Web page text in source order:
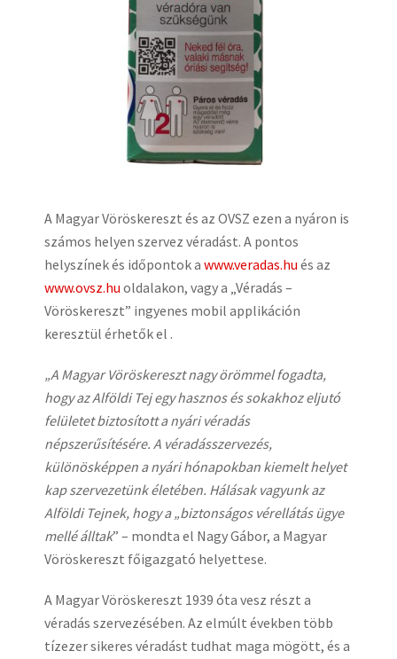
A Magyar Vöröskereszt és az OVSZ ezen a nyáron is
számos helyen szervez véradást. A pontos
helyszínek és időpontok a www.veradas.hu és az
www.ovsz.hu oldalakon, vagy a „Véradás –
Vöröskereszt” ingyenes mobil applikáción
keresztül érhetők el .
„A Magyar Vöröskereszt nagy örömmel fogadta,
hogy az Alföldi Tej egy hasznos és sokakhoz eljutó
felületet biztosított a nyári véradás
népszerűsítésére. A véradásszervezés,
különösképpen a nyári hónapokban kiemelt helyet
kap szervezetünk életében. Hálásak vagyunk az
Alföldi Tejnek, hogy a „biztonságos vérellátás ügye
mellé álltak” – mondta el Nagy Gábor, a Magyar
Vöröskereszt főigazgató helyettese.
A Magyar Vöröskereszt 1939 óta vesz részt a
véradás szervezésében. Az elmúlt években több
tízezer sikeres véradást tudhat maga mögött, és a